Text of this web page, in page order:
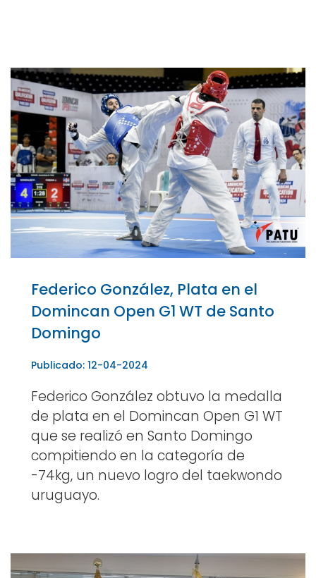
Federico González, Plata en el
Domincan Open G1 WT de Santo
Domingo
Publicado: 12-04-2024
Federico González obtuvo la medalla
de plata en el Domincan Open G1 WT
que se realizó en Santo Domingo
compitiendo en la categoría de
-74kg, un nuevo logro del taekwondo
uruguayo.